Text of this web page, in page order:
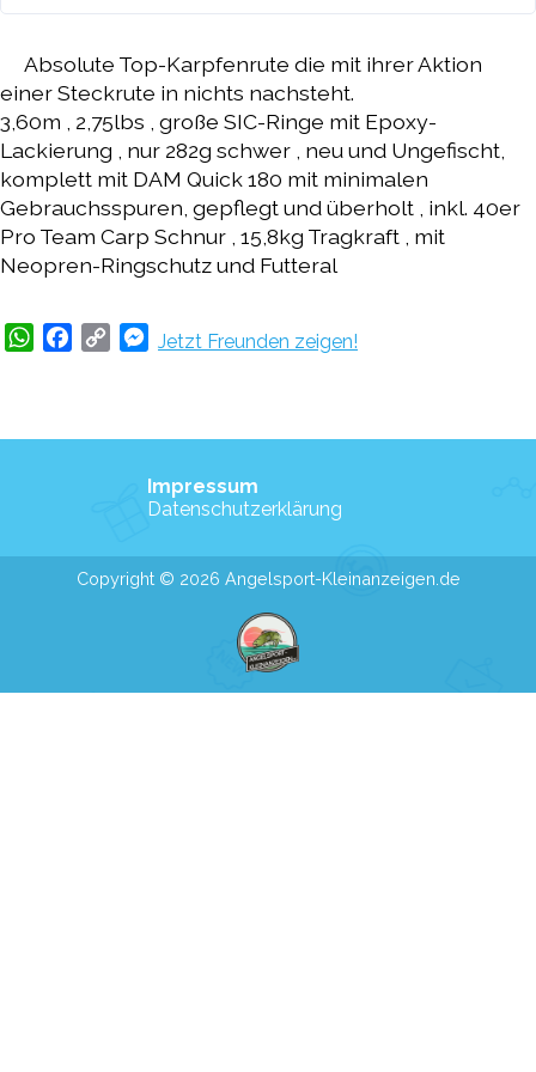
Absolute Top-Karpfenrute die mit ihrer Aktion
einer Steckrute in nichts nachsteht.
3,60m , 2,75lbs , große SIC-Ringe mit Epoxy-
Lackierung , nur 282g schwer , neu und Ungefischt,
komplett mit DAM Quick 180 mit minimalen
Gebrauchsspuren, gepflegt und überholt , inkl. 40er
Pro Team Carp Schnur , 15,8kg Tragkraft , mit
Neopren-Ringschutz und Futteral
WhatsApp
Facebook
Copy Messenger
Jetzt Freunden zeigen!
Impressum
Datenschutzerklärung
Copyright © 2026 Angelsport-Kleinanzeigen.de